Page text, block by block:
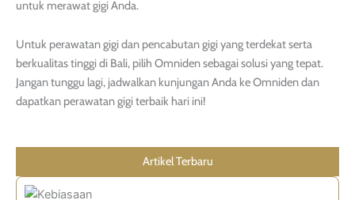
untuk merawat gigi Anda.
Untuk perawatan gigi dan pencabutan gigi yang terdekat serta
berkualitas tinggi di Bali, pilih Omniden sebagai solusi yang tepat.
Jangan tunggu lagi, jadwalkan kunjungan Anda ke Omniden dan
dapatkan perawatan gigi terbaik hari ini!
Artikel Terbaru